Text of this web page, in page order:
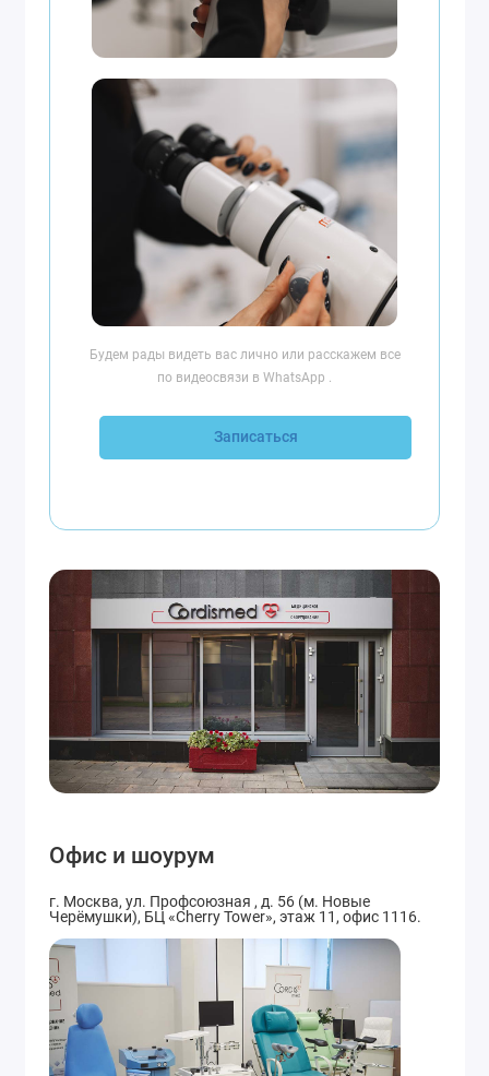
Будем рады видеть вас лично или расскажем все
по видеосвязи в WhatsApp .
Записаться
Офис и шоурум
г. Москва, ул. Профсоюзная , д. 56 (м. Новые
Черёмушки), БЦ «Cherry Tower», этаж 11, офис 1116.